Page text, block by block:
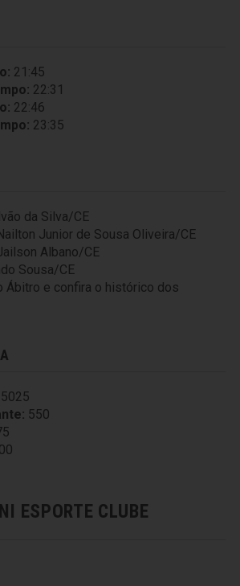
21:45
22:31
22:46
23:35
da Silva/CE
Junior de Sousa Oliveira/CE
Albano/CE
Sousa/CE
Ábitro e confira o histórico dos
5025
550
ESPORTE CLUBE